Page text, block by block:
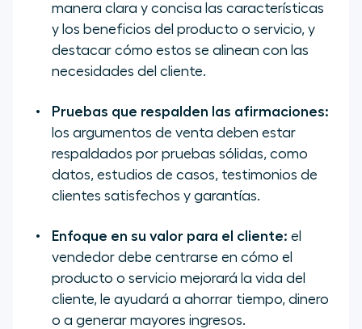
manera clara y concisa las características
y los beneficios del producto o servicio, y
destacar cómo estos se alinean con las
necesidades del cliente.
Pruebas que respalden las afirmaciones:
los argumentos de venta deben estar
respaldados por pruebas sólidas, como
datos, estudios de casos, testimonios de
clientes satisfechos y garantías.
Enfoque en su valor para el cliente: el
vendedor debe centrarse en cómo el
producto o servicio mejorará la vida del
cliente, le ayudará a ahorrar tiempo, dinero
o a generar mayores ingresos.